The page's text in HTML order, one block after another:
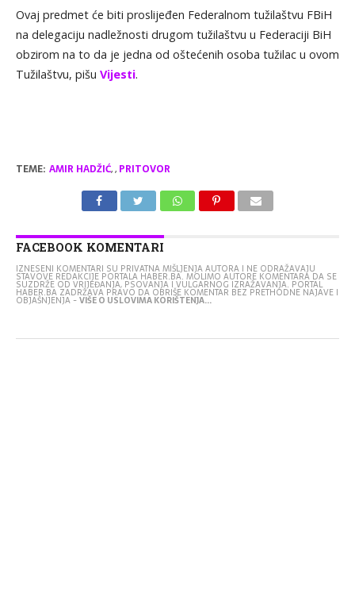
Ovaj predmet će biti proslijeđen Federalnom tužilaštvu FBiH
na delegaciju nadležnosti drugom tužilaštvu u Federaciji BiH
obzirom na to da je jedna od oštećenih osoba tužilac u ovom
Tužilaštvu, pišu Vijesti.
TEME: AMIR HADŽIĆ,, PRITOVOR
FACEBOOK KOMENTARI
IZNESENI KOMENTARI SU PRIVATNA MIŠLJENJA AUTORA I NE ODRAŽAVAJU
STAVOVE REDAKCIJE PORTALA HABER.BA. MOLIMO AUTORE KOMENTARA DA SE
SUZDRŽE OD VRIJEĐANJA, PSOVANJA I VULGARNOG IZRAŽAVANJA. PORTAL
HABER.BA ZADRŽAVA PRAVO DA OBRIŠE KOMENTAR BEZ PRETHODNE NAJAVE I
OBJAŠNJENJA -VIŠE O USLOVIMA KORIŠTENJA...